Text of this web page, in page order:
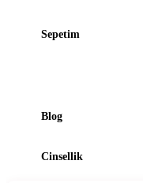
Sepetim
Blog
Cinsellik